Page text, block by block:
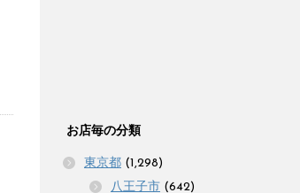
お店毎の分類
東京都 (1,298)
八王子市 (642)